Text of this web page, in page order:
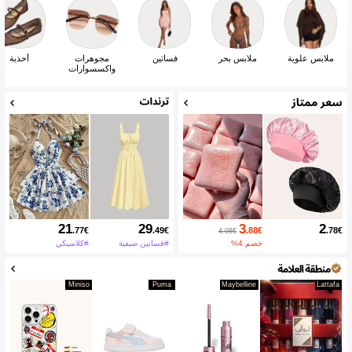
ملابس علوية ملابس بحر فساتين
مجوهرات
واكسسوارات
أحذية
2.78€
3.88€
4.08€
خصم 4%
29.49€
#فساتين صيفية
21.77€
#كلاسيكي
Lattafa
Maybelline
Puma
Miniso